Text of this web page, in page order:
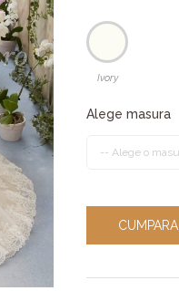
Ivory
Alege masura
CUMPARA